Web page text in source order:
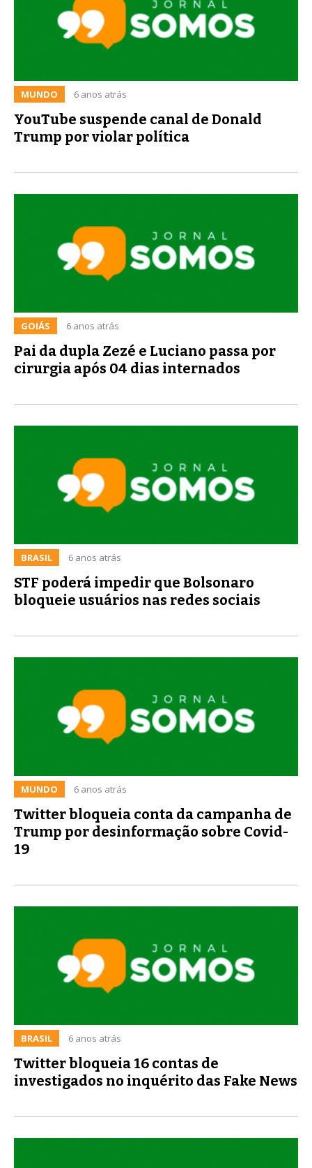
MUNDO 6 anos atrás
YouTube suspende canal de Donald
Trump por violar política
GOIÁS 6 anos atrás
Pai da dupla Zezé e Luciano passa por
cirurgia após 04 dias internados
BRASIL 6 anos atrás
STF poderá impedir que Bolsonaro
bloqueie usuários nas redes sociais
MUNDO 6 anos atrás
Twitter bloqueia conta da campanha de
Trump por desinformação sobre Covid-
19
BRASIL 6 anos atrás
Twitter bloqueia 16 contas de
investigados no inquérito das Fake News